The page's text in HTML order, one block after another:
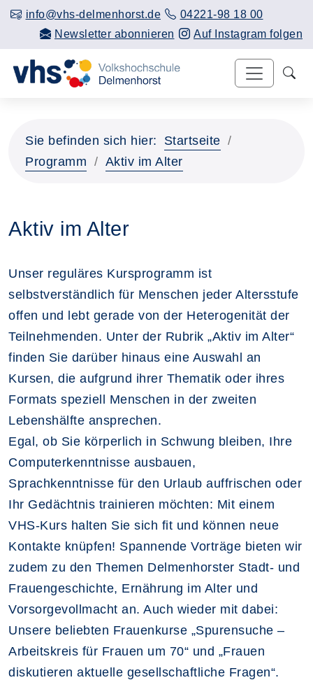
info@vhs-delmenhorst.de
04221-98 18 00
Newsletter abonnieren
Auf Instagram folgen
Sie befinden sich hier:
Startseite
Programm
Aktiv im Alter
Aktiv im Alter
Unser reguläres Kursprogramm ist
selbstverständlich für Menschen jeder Altersstufe
offen und lebt gerade von der Heterogenität der
Teilnehmenden. Unter der Rubrik „Aktiv im Alter“
finden Sie darüber hinaus eine Auswahl an
Kursen, die aufgrund ihrer Thematik oder ihres
Formats speziell Menschen in der zweiten
Lebenshälfte ansprechen.
Egal, ob Sie körperlich in Schwung bleiben, Ihre
Computerkenntnisse ausbauen,
Sprachkenntnisse für den Urlaub auffrischen oder
Ihr Gedächtnis trainieren möchten: Mit einem
VHS-Kurs halten Sie sich fit und können neue
Kontakte knüpfen! Spannende Vorträge bieten wir
zudem zu den Themen Delmenhorster Stadt- und
Frauengeschichte, Ernährung im Alter und
Vorsorgevollmacht an. Auch wieder mit dabei:
Unsere beliebten Frauenkurse „Spurensuche –
Arbeitskreis für Frauen um 70“ und „Frauen
diskutieren aktuelle gesellschaftliche Fragen“.